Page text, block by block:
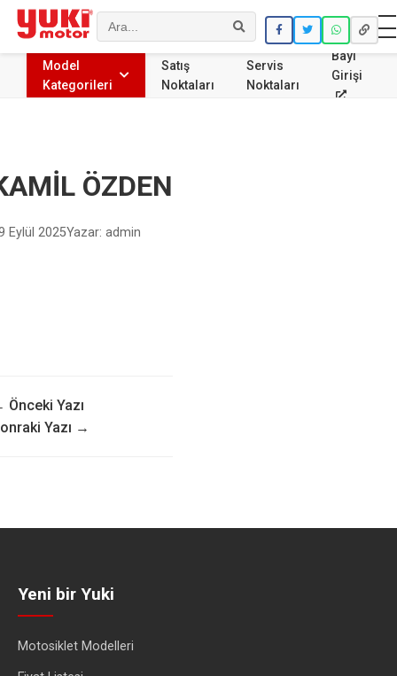
Ara
Model
Kategorileri
Satış
Noktaları
Servis
Noktaları
Bayi
Girişi
ÖZDEN
Eylül 2025Yazar: admin
Önceki Yazı
Yazı →
Yeni bir Yuki
Motosiklet Modelleri